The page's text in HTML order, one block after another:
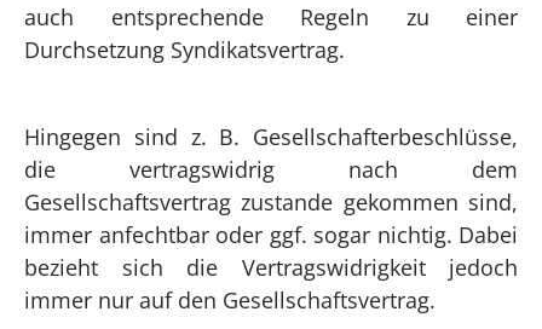
auch entsprechende Regeln zu einer
Durchsetzung Syndikatsvertrag.
Hingegen sind z. B. Gesellschafterbeschlüsse,
die vertragswidrig nach dem
Gesellschaftsvertrag zustande gekommen sind,
immer anfechtbar oder ggf. sogar nichtig. Dabei
bezieht sich die Vertragswidrigkeit jedoch
immer nur auf den Gesellschaftsvertrag.